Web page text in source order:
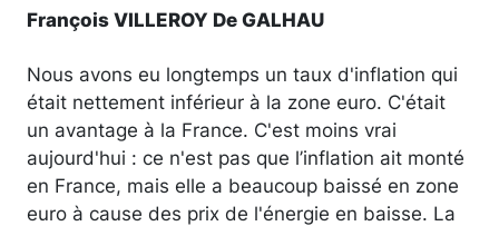
François VILLEROY De GALHAU
Nous avons eu longtemps un taux d'inflation qui
était nettement inférieur à la zone euro. C'était
un avantage à la France. C'est moins vrai
aujourd'hui : ce n'est pas que l’inflation ait monté
en France, mais elle a beaucoup baissé en zone
euro à cause des prix de l'énergie en baisse. La